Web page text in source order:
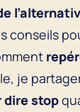
conseils
je
stop